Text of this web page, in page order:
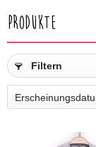
Produkte
Filtern